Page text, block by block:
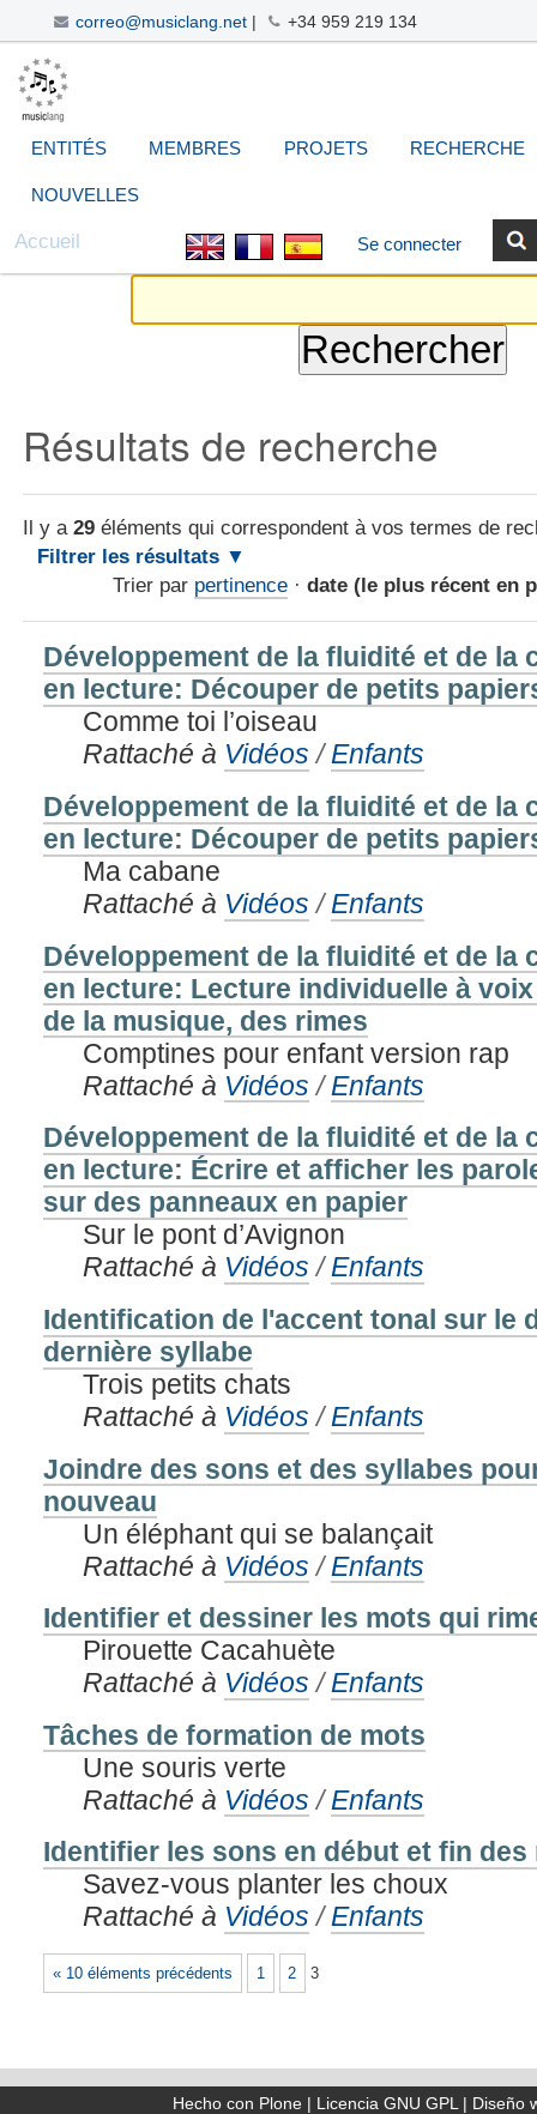
correo@musiclang.net| +34 959 219 134
Aller
au
contenu.
navigation
Navigation
ENTITÉS MEMBRES PROJETS RECHERCHE
NOUVELLES
Se connecter
Accueil
Résultats de recherche
Il y a29 éléments qui correspondent à vos termes de
Filtrer les résultats
Trier par pertinence · date (le plus récent en
Développement de la fluidité et de la
en lecture: Découper de petits
Comme toi l’oiseau
Rattaché à Vidéos /Enfants
Développement de la fluidité et de la
en lecture: Découper de petits
Ma cabane
Rattaché à Vidéos /Enfants
Développement de la fluidité et de la
en lecture: Lecture individuelle à
de la musique, des rimes
Comptines pour enfant version rap
Rattaché à Vidéos /Enfants
Développement de la fluidité et de la
en lecture: Écrire et afficher les
sur des panneaux en papier
Sur le pont d’Avignon
Rattaché à Vidéos /Enfants
Identification de l'accent tonal sur le
dernière syllabe
Trois petits chats
Rattaché à Vidéos /Enfants
Joindre des sons et des syllabes
nouveau
Un éléphant qui se balançait
Rattaché à Vidéos /Enfants
Identifier et dessiner les mots qui
Pirouette Cacahuète
Rattaché à Vidéos /Enfants
Tâches de formation de mots
Une souris verte
Rattaché à Vidéos /Enfants
Identifier les sons en début et fin des
Savez-vous planter les choux
Rattaché à Vidéos /Enfants
« 10 éléments précédents 1 2 3
Hecho con Plone| Licencia GNU GPL | Diseño